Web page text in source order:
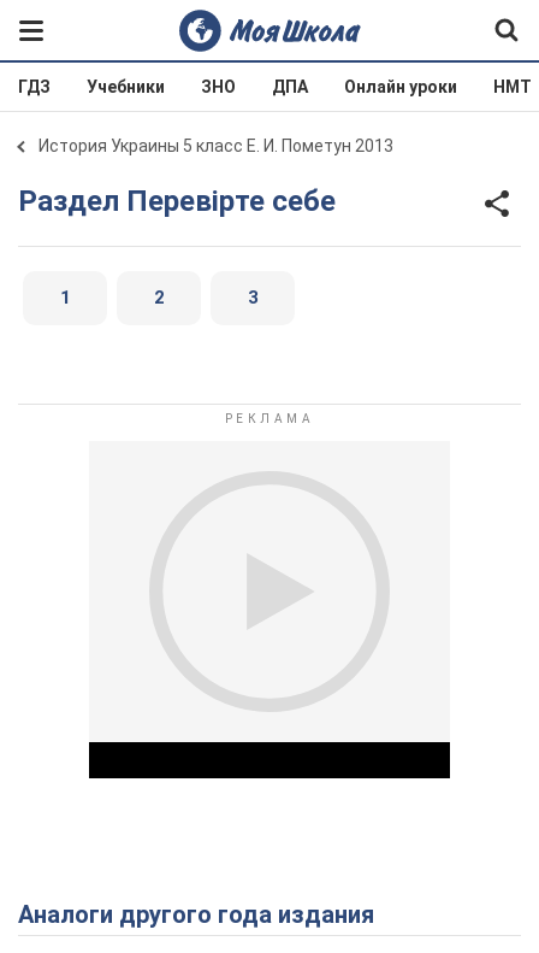
ГДЗ Учебники ЗНО ДПА Онлайн уроки НМТ
История Украины 5 класс Е. И. Пометун 2013
Раздел Перевірте себе
1 2 3
Play Video
Аналоги другого года издания